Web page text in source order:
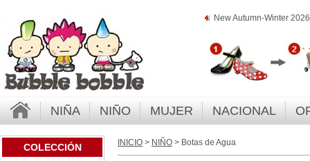
New Autumn-Winter
NIÑA NIÑO MUJER NACIONAL
COLECCIÓN
INICIO > NIÑO > Botas de Agua